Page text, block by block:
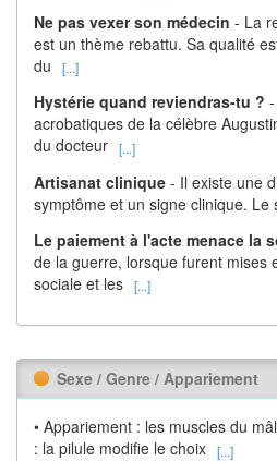
Ne pas vexer son médecin - La
est un thème rebattu. Sa qualité
du
[...]
Hystérie quand reviendras-tu ?
acrobatiques de la célèbre
du docteur [...]
Artisanat clinique - Il existe une
symptôme et un signe clinique. Le
Le paiement à l'acte menace la
de la guerre, lorsque furent mises
sociale et les [...]
Sexe / Genre / Appariement
• Appariement : les muscles du
: la pilule modifie le choix [...]